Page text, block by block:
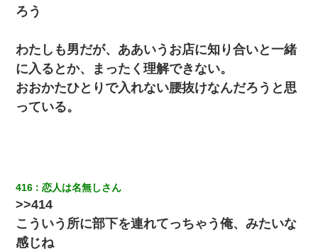
ろう
わたしも男だが、ああいうお店に知り合いと一緒
に入るとか、まったく理解できない。
おおかたひとりで入れない腰抜けなんだろうと思
っている。
416 恋人は名無しさん
>>414
こういう所に部下を連れてっちゃう俺、みたいな
感じね